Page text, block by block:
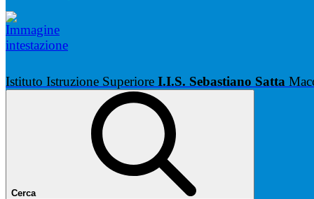
Istituto Istruzione Superiore I.I.S. Sebastiano Satta
Cerca